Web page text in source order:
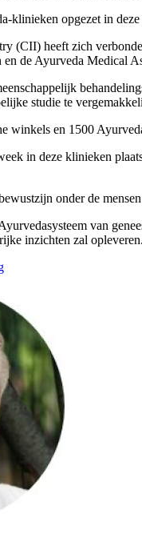
klinieken opgezet in
(CII) heeft zich
de Ayurveda Medical
studie te
winkels en 1500
in deze klinieken
onder de
van
inzichten zal opleveren.